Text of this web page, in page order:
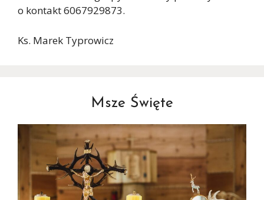
o kontakt 6067929873.
Ks. Marek Typrowicz
Msze Święte